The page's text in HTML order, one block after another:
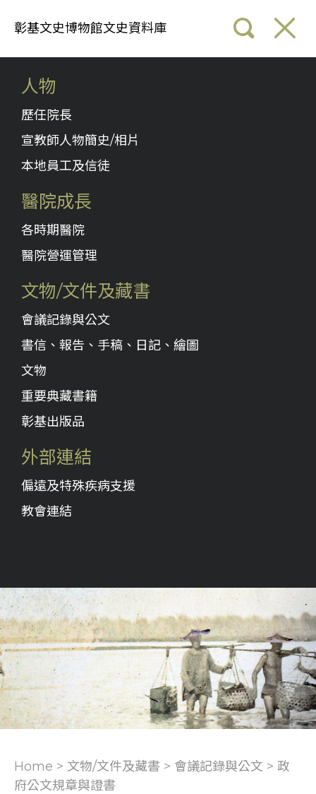
彰基文史博物館文史資料庫
人物
歷任院長
宣教師人物簡史/相片
本地員工及信徒
醫院成長
各時期醫院
醫院營運管理
文物/文件及藏書
會議記錄與公文
書信、報告、手稿、日記、繪圖
文物
重要典藏書籍
彰基出版品
外部連結
偏遠及特殊疾病支援
教會連結
Home > 文物/文件及藏書 > 會議記錄與公文 > 政
府公文規章與證書